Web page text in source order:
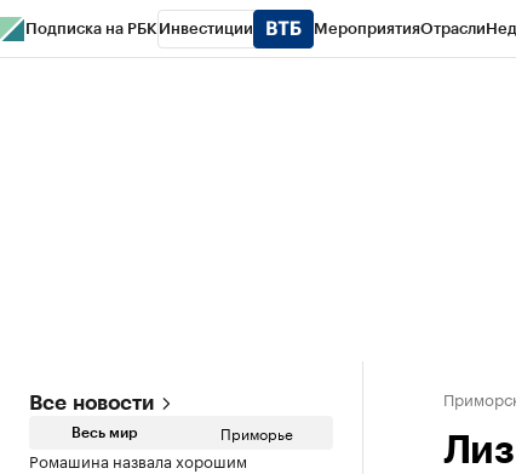
Подписка на РБК Инвестиции МероприятияОтрасли
Все новости
Весь мир Приморье
Ромашина назвала хорошим